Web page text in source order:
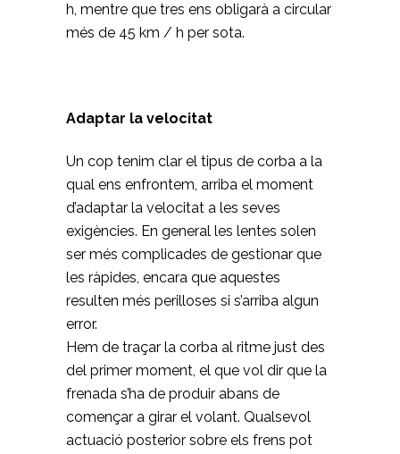
h, mentre que tres ens obligarà a circular
més de 45 km / h per sota.
Adaptar la velocitat
Un cop tenim clar el tipus de corba a la
qual ens enfrontem, arriba el moment
d’adaptar la velocitat a les seves
exigències. En general les lentes solen
ser més complicades de gestionar que
les ràpides, encara que aquestes
resulten més perilloses si s’arriba algun
error.
Hem de traçar la corba al ritme just des
del primer moment, el que vol dir que la
frenada s’ha de produir abans de
començar a girar el volant. Qualsevol
actuació posterior sobre els frens pot